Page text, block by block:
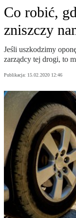
Co robić,
zniszczy
Jeśli uszkodzimy
zarządcy tej drogi, to
Publikacja: 15.02.2020 12:46